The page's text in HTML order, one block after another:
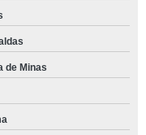
de Minas